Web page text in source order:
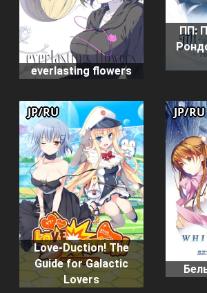
everlasting flowers
ПП:
Love-Duction! The
Guide for Galactic
Lovers
JP/RU JP/RU